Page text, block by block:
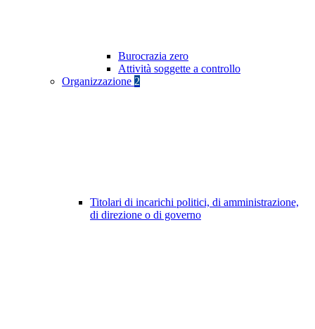
Burocrazia zero
Attività soggette a controllo
Organizzazione 2
Titolari di incarichi politici, di amministrazione,
di direzione o di governo